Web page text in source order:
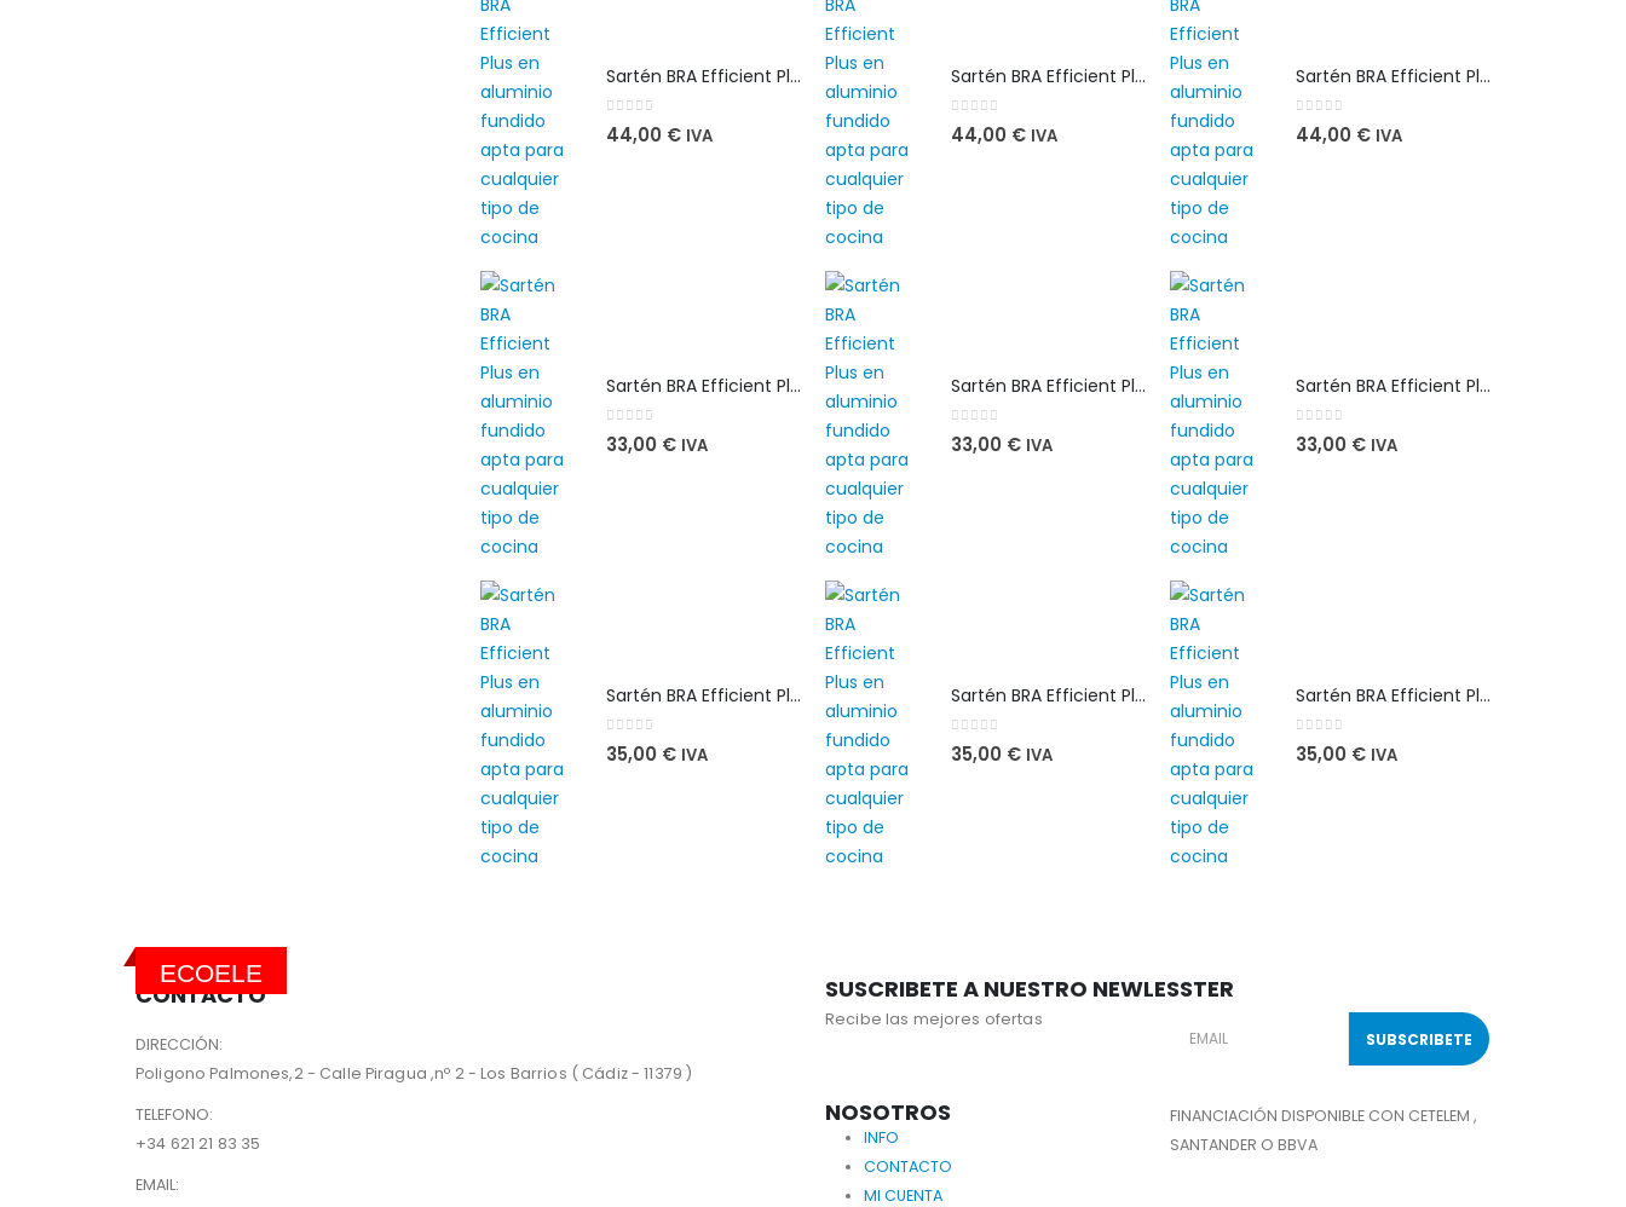
Sartén BRA Efficient Plus 30 cm en aluminio fundido apta para cualquier tipo de cocina
0out of 5
44,00 € IVA
Sartén BRA Efficient Plus 26 cm en aluminio fundido apta para cualquier tipo de cocina
0 out of 5
33,00 € IVA
Sartén BRA Efficient Plus 28 cm en aluminio fundido apta para cualquier tipo de cocina
0 out of 5
35,00 € IVA
Sartén BRA Efficient Plus 30 cm en aluminio fundido apta para cualquier tipo de cocina
0out of 5
44,00 € IVA
Sartén BRA Efficient Plus 26 cm en aluminio fundido apta para cualquier tipo de cocina
0 out of 5
33,00 € IVA
Sartén BRA Efficient Plus 28 cm en aluminio fundido apta para cualquier tipo de cocina
0 out of 5
35,00 € IVA
Sartén BRA Efficient Plus 30 cm en aluminio fundido apta para cualquier tipo de cocina
0out of 5
44,00 € IVA
Sartén BRA Efficient Plus 26 cm en aluminio fundido apta para cualquier tipo de cocina
0 out of 5
33,00 € IVA
Sartén BRA Efficient Plus 28 cm en aluminio fundido apta para cualquier tipo de cocina
0 out of 5
35,00 € IVA
ECOELE
CONTACTO
DIRECCIÓN:
Poligono Palmones,2 - Calle Piragua ,nº 2 - Los Barrios ( Cádiz - 11379 )
TELEFONO:
+34 621 21 83 35
EMAIL:
SUSCRIBETE A NUESTRO NEWLESSTER
Recibe las mejores ofertas
NOSOTROS
INFO
CONTACTO
MI CUENTA
FINANCIACIÓN DISPONIBLE CON CETELEM ,
SANTANDER O BBVA